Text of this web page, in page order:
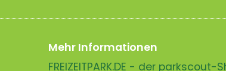
Mehr Informationen
FREIZEITPARK.DE - der parkscout-